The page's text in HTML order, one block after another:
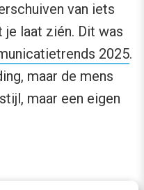
van iets
laat zién. Dit was
2025.
maar de mens
maar een eigen